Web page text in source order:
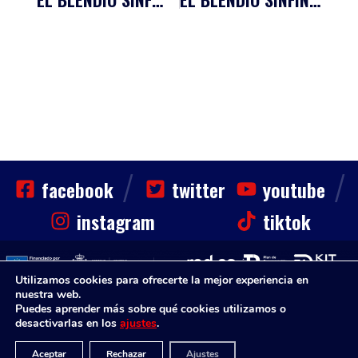
facebook / twitter youtube /
instagram tiktok
CLUB HAZTE SOCIO NOTICIAS CONTACTO
Sinfin. Todos los derechos reservados
Aviso LegalPolítica de PrivacidadAviso Legal
Utilizamos cookies para ofrecerte la mejor experiencia en
nuestra web.
Puedes aprender más sobre qué cookies utilizamos o
desactivarlas en los ajustes.
Aceptar Rechazar Ajustes